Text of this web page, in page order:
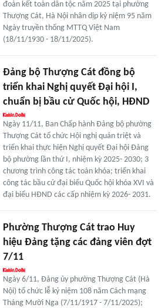
đoàn kết toàn dân tộc năm 2025 tại phường
Thượng Cát, Hà Nội nhân dịp kỷ niệm 95 năm
Ngày truyền thống MTTQ Việt Nam
(18/11/1930 - 18/11/2025).
Đảng bộ Thượng Cát đồng bộ
triển khai Nghị quyết Đại hội I,
chuẩn bị bầu cử Quốc hội, HĐND
Ngày 11/11, Ban Chấp hành Đảng bộ phường
Thượng Cát tổ chức Hội nghị quán triệt và
triển khai thực hiện Nghị quyết Đại hội Đảng
bộ phường lần thứ I, nhiệm kỳ 2025- 2030; 3
chương trình công tác toàn khóa; triển khai
công tác bầu cử đại biểu Quốc hội khóa XVI và
đại biểu HĐND các cấp nhiệm kỳ 2026- 2031.
Phường Thượng Cát trao Huy
hiệu Đảng tặng các đảng viên đợt
7/11
Ngày 6/11, Đảng ủy phường Thượng Cát (Hà
Nội) tổ chức lễ kỷ niệm 108 năm Cách mạng
Tháng Mười Nga (7/11/1917 - 7/11/2025);